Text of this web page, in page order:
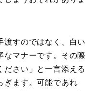
渡すのではなく、白い
なマナーです。その際
ださい」と一言添える
ぎます。可能であれ